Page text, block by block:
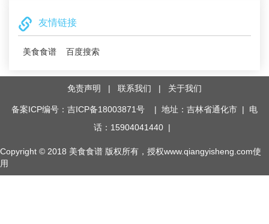
友情链接
美食食谱 百度搜索
免责声明 | 联系我们 | 关于我们
备案ICP编号：吉ICP备18003871号 | 地址：吉林省通化市 | 电
话：15904041440 |
Copyright © 2018 美食食谱 版权所有，授权www.qiangyisheng.com使
用